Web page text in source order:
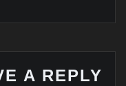
A REPLY